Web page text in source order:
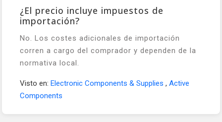
¿El precio incluye impuestos de
importación?
No. Los costes adicionales de importación
corren a cargo del comprador y dependen de la
normativa local.
Visto en: Electronic Components & Supplies , Active
Components